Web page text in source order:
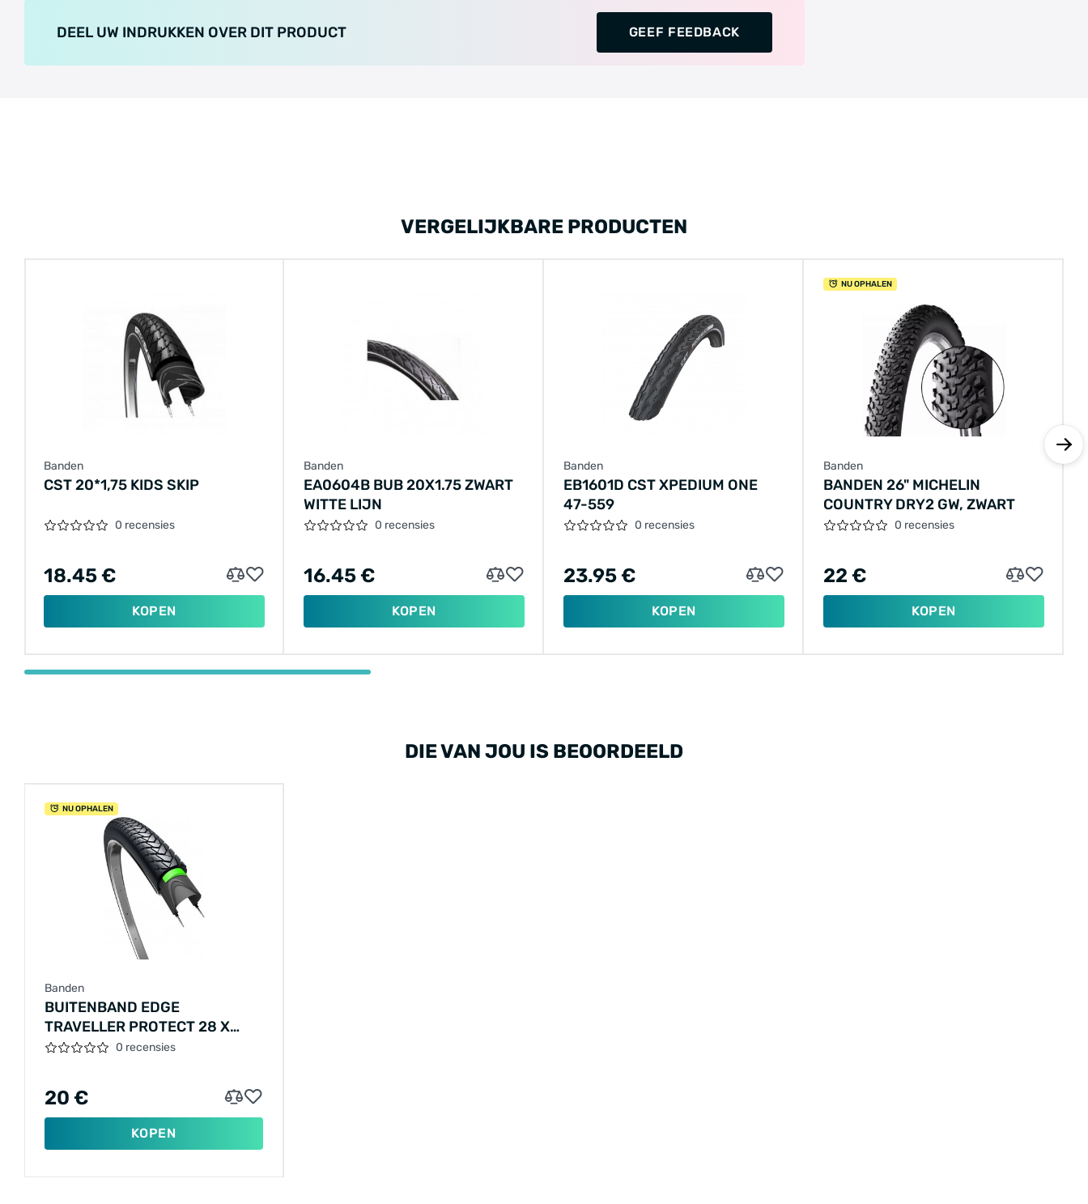
DEEL UW INDRUKKEN OVER DIT PRODUCT GEEF FEEDBACK
VERGELIJKBARE PRODUCTEN
Banden
CST 20*1,75 KIDS SKIP
0 recensies
18.45 €
KOPEN
Banden
EA0604B BUB 20X1.75 ZWART
WITTE LIJN
0 recensies
16.45 €
KOPEN
Banden
EB1601D CST XPEDIUM ONE
47-559
0 recensies
23.95 €
KOPEN
NU OPHALEN
Banden
BANDEN 26" MICHELIN
COUNTRY DRY2 GW, ZWART
0 recensies
22 €
KOPEN
DIE VAN JOU IS BEOORDEELD
NU OPHALEN
Banden
BUITENBAND EDGE
TRAVELLER PROTECT 28 X
1.40" / 37-622MM - ZWART
0 recensies
20 €
KOPEN